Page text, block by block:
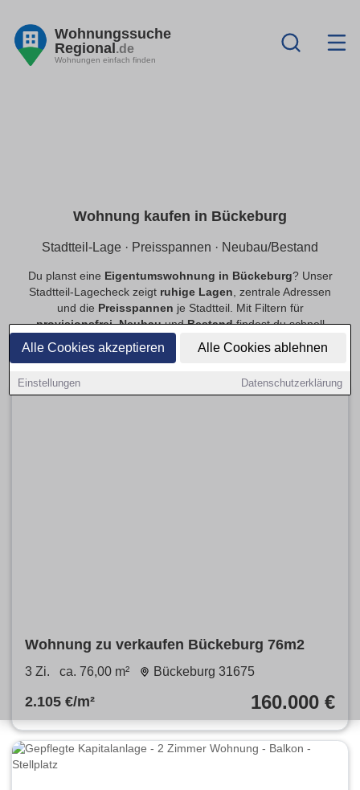
Alle Cookies akzeptieren Alle Cookies ablehnen
Einstellungen Datenschutzerklärung
Wohnungssuche
Regional.de
Wohnungen einfach finden
Wohnung kaufen in Bückeburg
Stadtteil-Lage · Preisspannen · Neubau/Bestand
Du planst eine Eigentumswohnung in Bückeburg? Unser
Stadtteil-Lagecheck zeigt ruhige Lagen , zentrale Adressen
und die Preisspannen je Stadtteil. Mit Filtern für
provisionsfrei,NeubauundBestandfindest du schnell
passende Angebote.
Wohnung zu verkaufen Bückeburg 76m2
3 Zi. ca. 76,00 m² Bückeburg 31675
2.105 €/m² 160.000 €